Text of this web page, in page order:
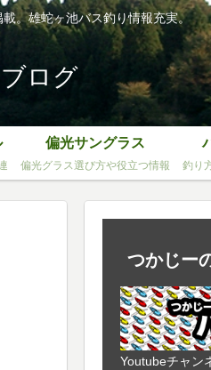
。雄蛇ヶ池バス釣り情報充実。
ログ
偏光サングラス
偏光グラス選び方や役立つ情報
釣り
つかじー
Youtubeチャン